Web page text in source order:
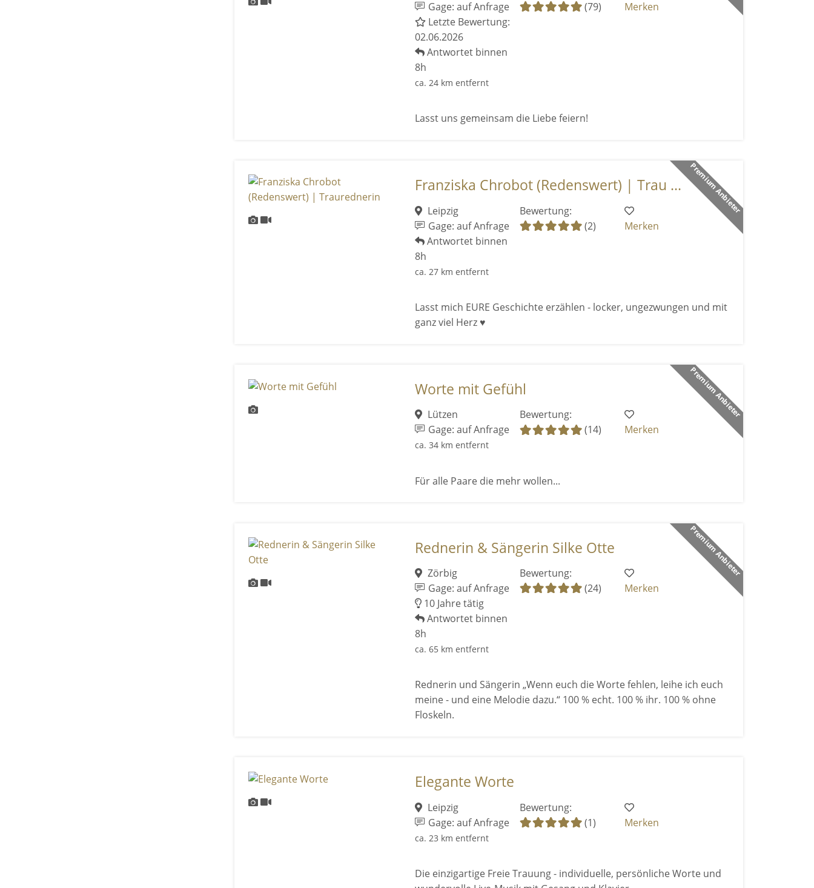
Gage: auf Anfrage
Letzte Bewertung:
02.06.2026
Antwortet binnen
8h
ca. 24 km entfernt
(79)
Merken
Lasst uns gemeinsam die Liebe feiern!
Premium Anbieter
Franziska Chrobot (Redenswert) | Trau ...
Leipzig
Gage: auf Anfrage
Antwortet binnen
8h
ca. 27 km entfernt
Bewertung:
(2)
Merken
Lasst mich EURE Geschichte erzählen - locker, ungezwungen und mit
ganz viel Herz ♥
Premium Anbieter
Worte mit Gefühl
Lützen
Gage: auf Anfrage
ca. 34 km entfernt
Bewertung:
(14)
Merken
Für alle Paare die mehr wollen...
Premium Anbieter
Rednerin & Sängerin Silke Otte
Zörbig
Gage: auf Anfrage
10 Jahre tätig
Antwortet binnen
8h
ca. 65 km entfernt
Bewertung:
(24)
Merken
Rednerin und Sängerin „Wenn euch die Worte fehlen, leihe ich euch
meine - und eine Melodie dazu.“ 100 % echt. 100 % ihr. 100 % ohne
Floskeln.
Elegante Worte
Leipzig
Gage: auf Anfrage
ca. 23 km entfernt
Bewertung:
(1)
Merken
Die einzigartige Freie Trauung - individuelle, persönliche Worte und